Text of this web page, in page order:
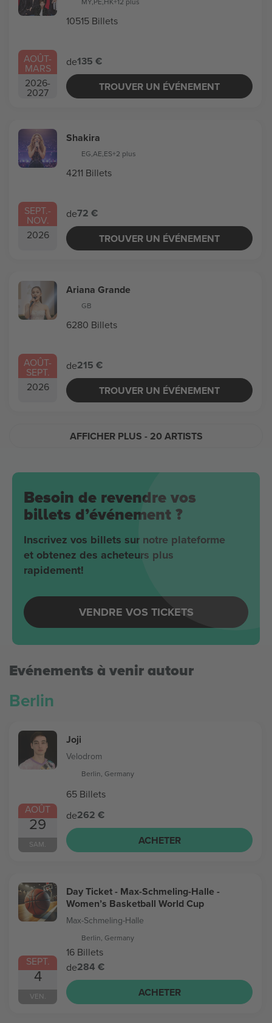
AOÛT-
MARS
2026-
2027
10515 Billets
de135 €
TROUVER UN ÉVÉNEMENT
SEPT.-
NOV.
2026
Shakira
EG,AE,ES+2 plus
4211 Billets
de72 €
TROUVER UN ÉVÉNEMENT
AOÛT-
SEPT.
2026
Ariana Grande
GB
6280 Billets
de215 €
TROUVER UN ÉVÉNEMENT
AFFICHER PLUS - 20 ARTISTS
Besoin de revendre vos
billets d’événement ?
Inscrivez vos billets sur notre plateforme
et obtenez des acheteurs plus
rapidement!
VENDRE VOS TICKETS
Evénements à venir autour
Berlin
AOÛT
29
SAM.
Joji
Velodrom
Berlin, Germany
65 Billets
de262 €
ACHETER
SEPT.
4
VEN.
Day Ticket - Max-Schmeling-Halle -
Women’s Basketball World Cup
Max-Schmeling-Halle
Berlin, Germany
16 Billets
de284 €
ACHETER